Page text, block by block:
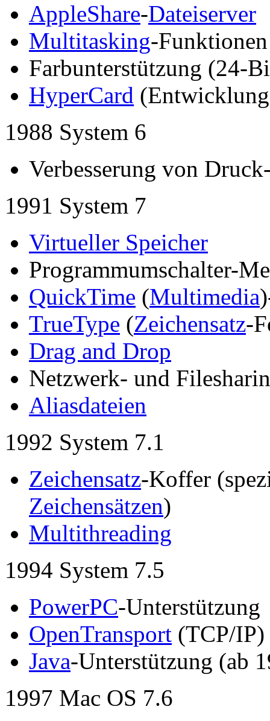
AppleShare-Dateiserver
Multitasking-
Farbunterstützung (24-
HyperCard
1988 System 6
Verbesserung von
1991 System 7
Virtueller Speicher
Programmumschalter-
QuickTime (Multimedia
TrueType (Zeichensatz-
Drag and Drop
Netzwerk- und
Aliasdateien
1992 System 7.1
Zeichensatz-Koffer
Zeichensätzen)
Multithreading
1994 System 7.5
PowerPC-Unterstützung
OpenTransport (TCP/IP)
Java-Unterstützung (ab
1997 Mac OS 7.6